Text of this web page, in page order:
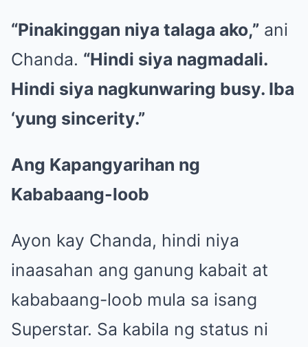
“Pinakinggan niya talaga ako,” ani
Chanda. “Hindi siya nagmadali.
Hindi siya nagkunwaring busy. Iba
‘yung sincerity.”
Ang Kapangyarihan ng
Kababaang-loob
Ayon kay Chanda, hindi niya
inaasahan ang ganung kabait at
kababaang-loob mula sa isang
Superstar. Sa kabila ng status ni